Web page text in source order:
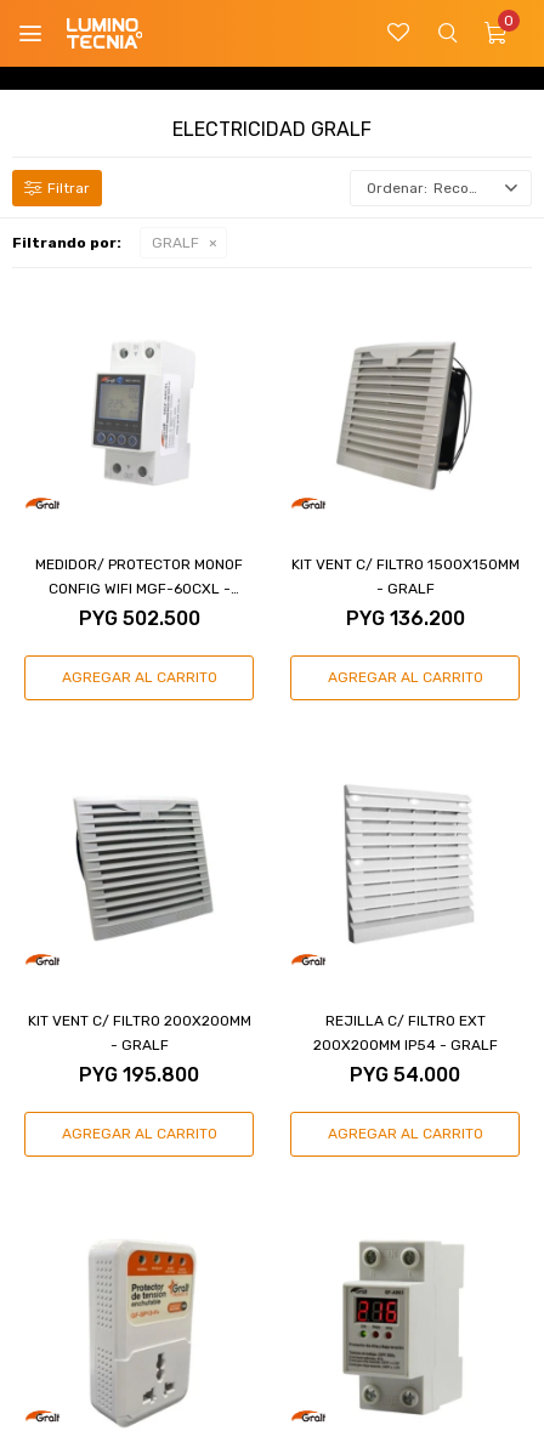
0

ELECTRICIDAD GRALF
Recomendados
Filtrando por: GRALF
MEDIDOR/ PROTECTOR MONOF
CONFIG WIFI MGF-60CXL -
GRALF
PYG 502.500
KIT VENT C/ FILTRO 1500X150MM
- GRALF
PYG 136.200
KIT VENT C/ FILTRO 200X200MM
- GRALF
PYG 195.800
REJILLA C/ FILTRO EXT
200X200MM IP54 - GRALF
PYG 54.000